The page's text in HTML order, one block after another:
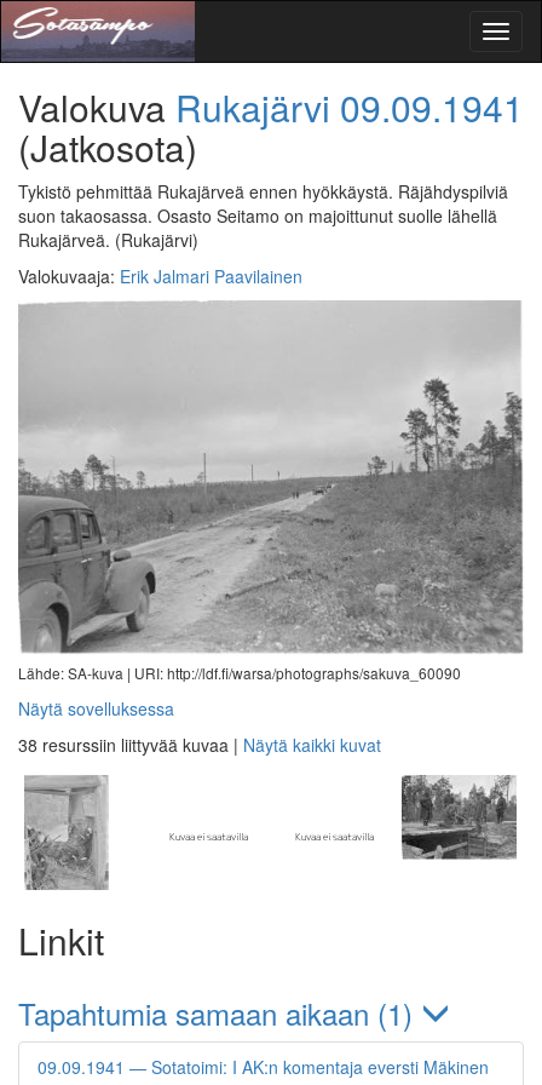
Valokuva Rukajärvi 09.09.1941
(Jatkosota)
Tykistö pehmittää Rukajärveä ennen hyökkäystä. Räjähdyspilviä
suon takaosassa. Osasto Seitamo on majoittunut suolle lähellä
Rukajärveä. (Rukajärvi)
Valokuvaaja: Erik Jalmari Paavilainen
Lähde: SA-kuva | URI: http://ldf.fi/warsa/photographs/sakuva_60090
Näytä sovelluksessa
38 resurssiin liittyvää kuvaa | Näytä kaikki kuvat
Linkit
Tapahtumia samaan aikaan (1)
09.09.1941 — Sotatoimi: I AK:n komentaja eversti Mäkinen